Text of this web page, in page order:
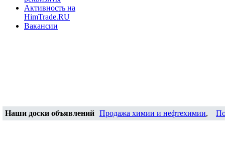
Активность на
HimTrade.RU
Вакансии
Наши доски объявлений Продажа химии и нефтехимии,